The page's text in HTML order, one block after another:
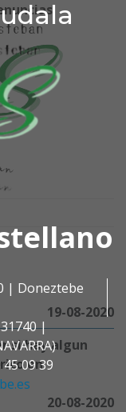
| Doneztebe
31740 |
09 39
19-08-2020
si hay algun
en
20-08-2020